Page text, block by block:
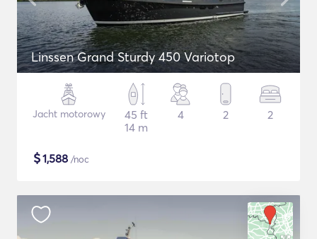
Linssen Grand Sturdy 450 Variotop
Jacht motorowy
45 ft
14 m
4 2 2
$1,588 /noc